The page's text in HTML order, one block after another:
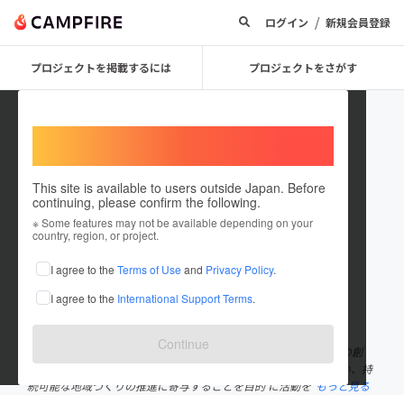
ログイン / 新規会員登録
プロジェクトを掲載するには プロジェクトをさがす
This site is available to users outside Japan. Before
continuing, please confirm the following.
※ Some features may not be available depending on your
country, region, or project.
I agree to the Terms of Use and Privacy Policy.
I agree to the International Support Terms.
Continue
ootaki_svn
これまでに2回支援して2件のプロジェクトを投稿しています
在住国：日本 現在地：未設定
出身国：日本 出身地：未設定
多賀町大滝の地域課題の解決、地域資源の発見・活用、地域魅力の創
造・発信を通じて、地域の元気づくり、健康づくり、交流等を行い、持
続可能な地域づくりの推進に寄与することを目的 に活動を もっと見る